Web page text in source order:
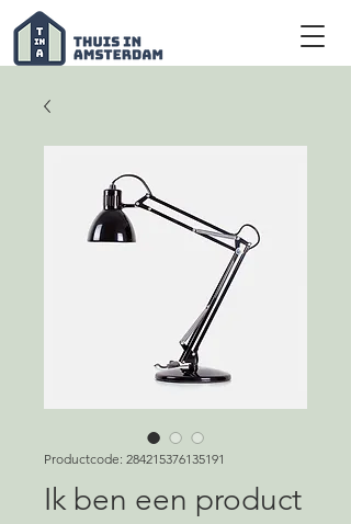
Productcode: 284215376135191
Ik ben een product